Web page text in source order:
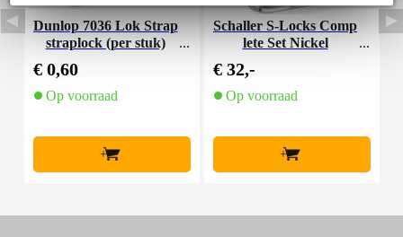
Dunlop 7036 Lok Strap
straplock (per stuk)
€ 0,60
Op voorraad
+
Schaller S-Locks Comp
lete Set Nickel
€ 32,-
Op voorraad
+